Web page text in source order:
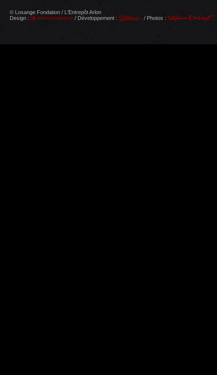
© Losange Fondation / L'Entrepôt Arlon
Design :
/ Développement : / Photos :